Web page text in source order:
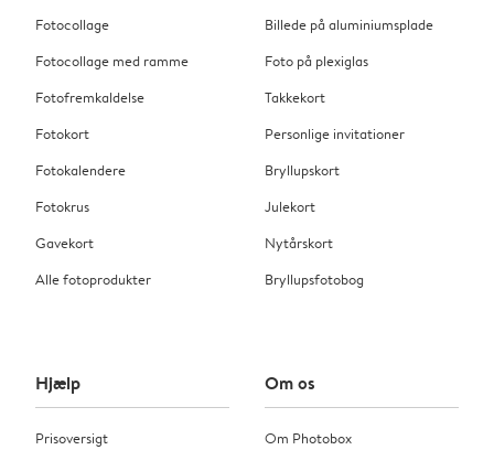
Fotocollage
Fotocollage med ramme
Fotofremkaldelse
Fotokort
Fotokalendere
Fotokrus
Gavekort
Alle fotoprodukter
Billede på aluminiumsplade
Foto på plexiglas
Takkekort
Personlige invitationer
Bryllupskort
Julekort
Nytårskort
Bryllupsfotobog
Hjælp
Prisoversigt
Om os
Om Photobox